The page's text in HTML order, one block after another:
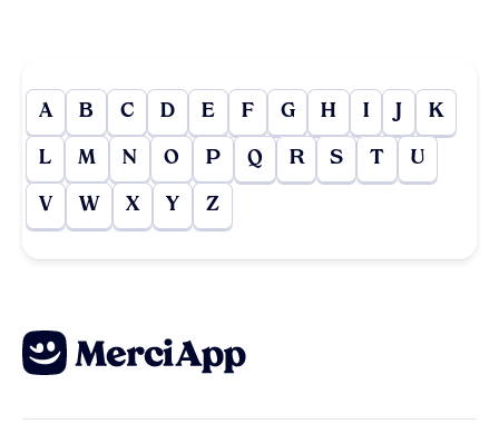
A B C D E F G H I J K
L M N O P Q R S T U
V W X Y Z